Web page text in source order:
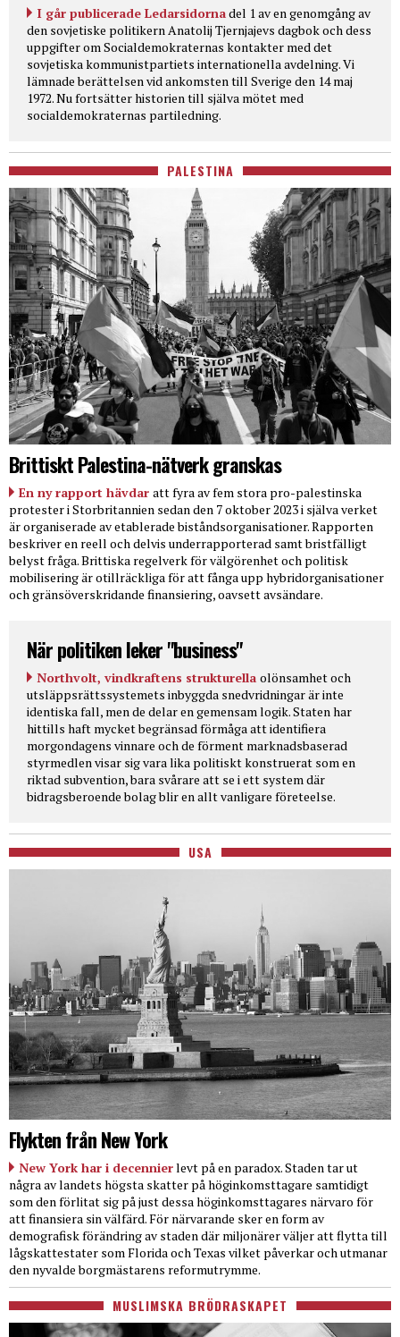
I går publicerade Ledarsidornadel 1 av en genomgång av
den sovjetiske politikern Anatolij Tjernjajevs dagbok och dess
uppgifter om Socialdemokraternas kontakter med det
sovjetiska kommunistpartiets internationella avdelning. Vi
lämnade berättelsen vid ankomsten till Sverige den 14 maj
1972. Nu fortsätter historien till själva mötet med
socialdemokraternas partiledning.
PALESTINA
Brittiskt Palestina-nätverk granskas
En ny rapport hävdar att fyra av fem stora pro-palestinska
protester i Storbritannien sedan den 7 oktober 2023 i själva verket
är organiserade av etablerade biståndsorganisationer. Rapporten
beskriver en reell och delvis underrapporterad samt bristfälligt
belyst fråga. Brittiska regelverk för välgörenhet och politisk
mobilisering är otillräckliga för att fånga upp hybridorganisationer
och gränsöverskridande finansiering, oavsett avsändare.
När politiken leker "business"
Northvolt, vindkraftens strukturella olönsamhet och
utsläppsrättssystemets inbyggda snedvridningar är inte
identiska fall, men de delar en gemensam logik. Staten har
hittills haft mycket begränsad förmåga att identifiera
morgondagens vinnare och de förment marknadsbaserad
styrmedlen visar sig vara lika politiskt konstruerat som en
riktad subvention, bara svårare att se i ett system där
bidragsberoende bolag blir en allt vanligare företeelse.
USA
Flykten från New York
New York har i decennierlevt på en paradox. Staden tar ut
några av landets högsta skatter på höginkomsttagare samtidigt
som den förlitat sig på just dessa höginkomsttagares närvaro för
att finansiera sin välfärd. För närvarande sker en form av
demografisk förändring av staden där miljonärer väljer att flytta till
lågskattestater som Florida och Texas vilket påverkar och utmanar
den nyvalde borgmästarens reformutrymme.
MUSLIMSKA BRÖDRASKAPET